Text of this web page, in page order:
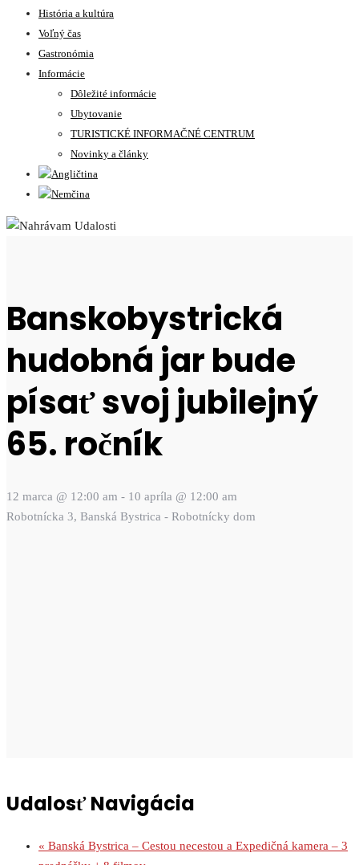
História a kultúra
Voľný čas
Gastronómia
Informácie
Dôležité informácie
Ubytovanie
TURISTICKÉ INFORMAČNÉ CENTRUM
Novinky a články
Banskobystrická
hudobná jar bude
písať svoj jubilejný
65. ročník
12 marca @ 12:00 am - 10 apríla @ 12:00 am
Robotnícka 3, Banská Bystrica - Robotnícky dom
Udalosť Navigácia
« Banská Bystrica – Cestou necestou a Expedičná kamera – 3